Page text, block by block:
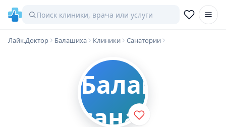
Лайк.Доктор Балашиха Клиники Санатории